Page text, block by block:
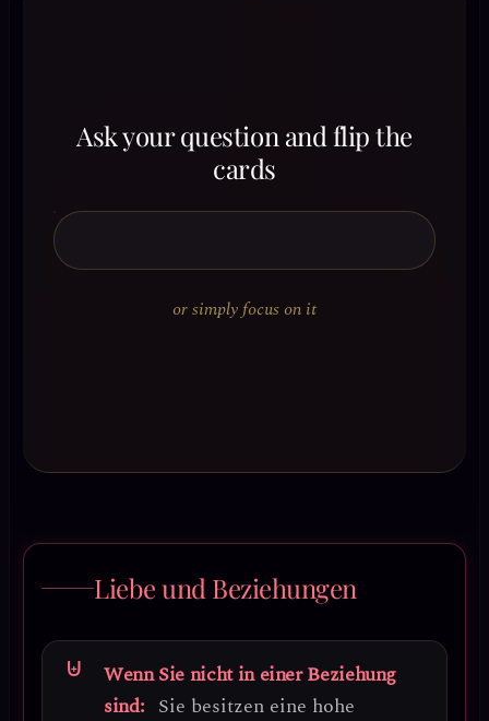
Ask your question and flip the
cards
or simply focus on it
Liebe und Beziehungen
Wenn Sie nicht in einer Beziehung
sind: Sie besitzen eine hohe